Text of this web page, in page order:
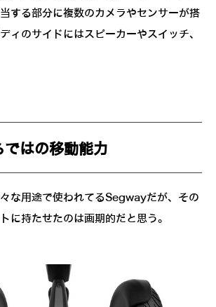
する部分に複数のカメラやセンサーが搭
ィのサイドにはスピーカーやスイッチ、
はの移動能力
な用途で使われてるSegwayだが、その
に持たせたのは画期的だと思う。